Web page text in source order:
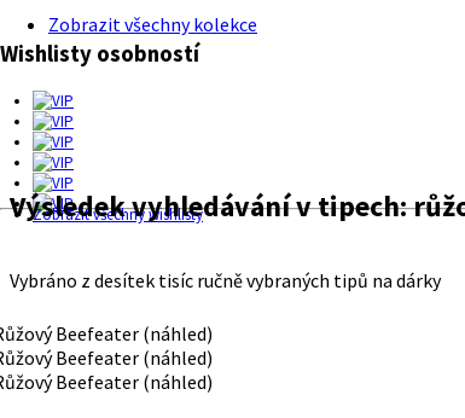
Zobrazit všechny kolekce
Wishlisty osobností
Zobrazit všechny wishlisty
Výsledek vyhledávání v tipech:
Vybráno z desítek tisíc ručně vybraných tipů na dárky